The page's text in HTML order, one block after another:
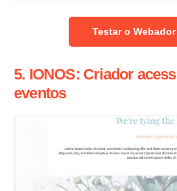
Testar o
5. IONOS: Criador
eventos